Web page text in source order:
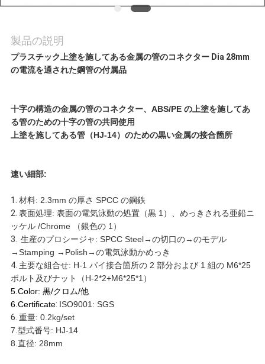
連
絡
く
さ
い
金
を
求
め
て
く
製品の説明
プラスチック上塗を施してある金属の管のコネクター Dia 28mm
の電流を通された鋼管の付属品
十字の構造の金属の管のコネクター、ABS/PE の上塗を施してあ
る管のための十字の管の共同使用
上塗を施してある管（HJ-14）のための黒い金属の接合箇所
速い細部:
1. 材料: 2.3mm の厚さ SPCC の鋼鉄
2. 表面処理: 表面の電気泳動の処置（黒 1）、めっきされる亜鉛ニ
ッケル /Chrome （銀色の 1）
3. 生産のプロシージャ: SPCC Steel→の切口の→のモデル
→Stamping →Polish→の電気泳動かめっき
4. 主要な組合せ: H-1 パイ接合箇所の 2 部分および 1 組の M6*25
ボルト及びナット（H-2*2+M6*25*1）
5.Color: 黒/クロム/他
6.Certificate: ISO9001: SGS
6. 重量: 0.2kg/set
7.型式番号: HJ-14
8.直径: 28mm